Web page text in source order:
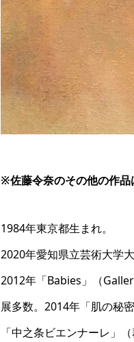
※佐藤令奈のその他の作
1984年東京都生まれ。
2020年愛知県立芸術大学
2012年「Babies」（
展多数。2014年「肌の秘
「中之条ビエンナーレ」